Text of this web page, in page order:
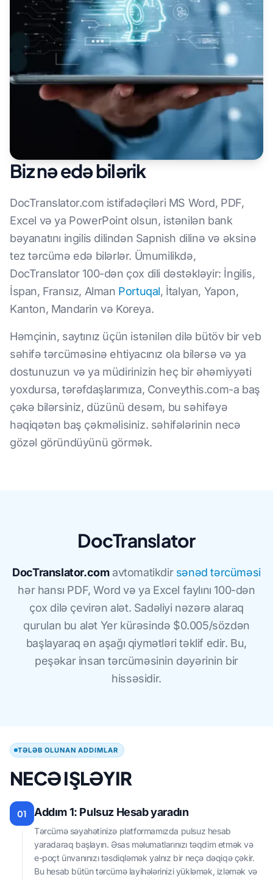
Biz nə edə bilərik
DocTranslator.com istifadəçiləri MS Word, PDF,
Excel və ya PowerPoint olsun, istənilən bank
bəyanatını ingilis dilindən Sapnish dilinə və əksinə
tez tərcümə edə bilərlər. Ümumilikdə,
DocTranslator 100-dən çox dili dəstəkləyir: İngilis,
İspan, Fransız, Alman Portuqal, İtalyan, Yapon,
Kanton, Mandarin və Koreya.
Həmçinin, saytınız üçün istənilən dilə bütöv bir veb
səhifə tərcüməsinə ehtiyacınız ola bilərsə və ya
dostunuzun və ya müdirinizin heç bir əhəmiyyəti
yoxdursa, tərəfdaşlarımıza, Conveythis.com-a baş
çəkə bilərsiniz, düzünü desəm, bu səhifəyə
həqiqətən baş çəkməlisiniz. səhifələrinin necə
gözəl göründüyünü görmək.
DocTranslator
DocTranslator.comavtomatikdir sənəd tərcüməsi
hər hansı PDF, Word və ya Excel faylını 100-dən
çox dilə çevirən alət. Sadəliyi nəzərə alaraq
qurulan bu alət Yer kürəsində $0.005/sözdən
başlayaraq ən aşağı qiymətləri təklif edir. Bu,
peşəkar insan tərcüməsinin dəyərinin bir
hissəsidir.
TƏLƏB OLUNAN ADDIMLAR
NECƏ IŞLƏYIR
01 Addım 1: Pulsuz Hesab yaradın
Tərcümə səyahətinizə platformamızda pulsuz hesab
yaradaraq başlayın. Əsas məlumatlarınızı təqdim etmək və
e-poçt ünvanınızı təsdiqləmək yalnız bir neçə dəqiqə çəkir.
Bu hesab bütün tərcümə layihələrinizi yükləmək, izləmək və